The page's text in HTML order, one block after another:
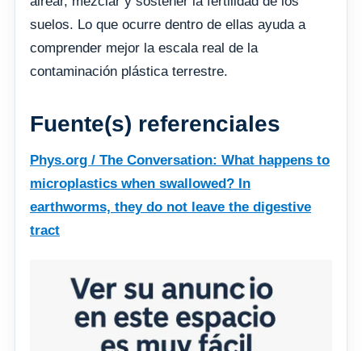
suelos. Lo que ocurre dentro de ellas ayuda a
comprender mejor la escala real de la
contaminación plástica terrestre.
Fuente(s) referenciales
Phys.org / The Conversation: What happens to
microplastics when swallowed? In
earthworms, they do not leave the digestive
tract